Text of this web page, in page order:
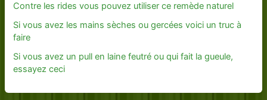
Contre les rides vous pouvez utiliser ce remède naturel
Si vous avez les mains sèches ou gercées voici un truc à
faire
Si vous avez un pull en laine feutré ou qui fait la gueule,
essayez ceci